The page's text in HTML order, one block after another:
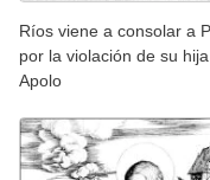
Ríos viene a consolar a
por la violación de su
Apolo